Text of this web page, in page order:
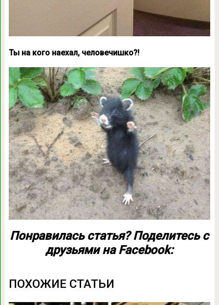
Ты на кого наехал, человечишко?!
Понравилась статья? Поделитесь с
друзьями на Facebook:
ПОХОЖИЕ СТАТЬИ